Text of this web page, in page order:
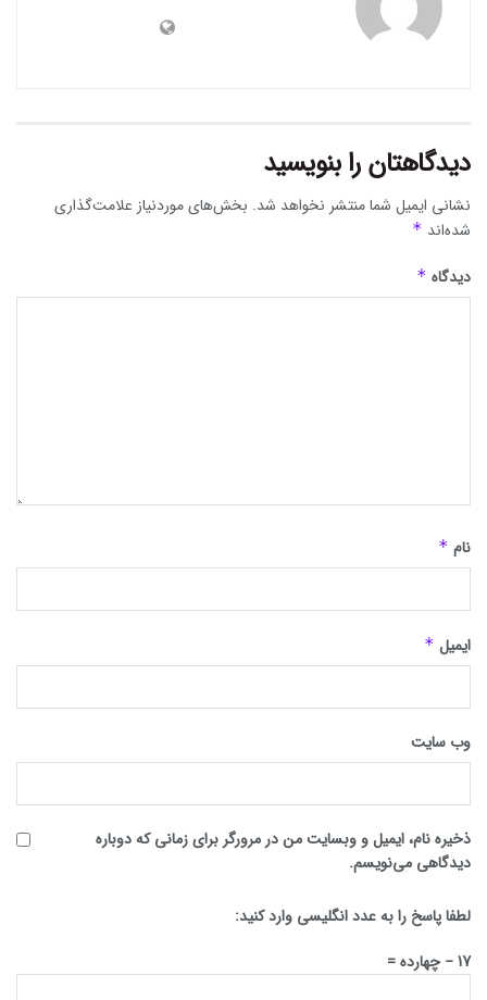
دیدگاهتان را بنویسید
نشانی ایمیل شما منتشر نخواهد شد. بخش‌های موردنیاز علامت‌گذاری
شده‌اند *
دیدگاه *
نام *
ایمیل *
وب‌ سایت
ذخیره نام، ایمیل و وبسایت من در مرورگر برای زمانی که دوباره
دیدگاهی می‌نویسم.
لطفا پاسخ را به عدد انگلیسی وارد کنید:
17 − چهارده =